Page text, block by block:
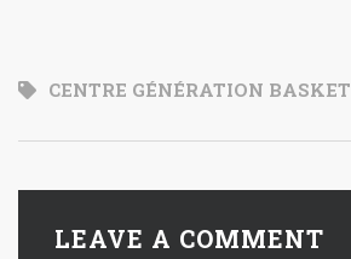
CENTRE GÉNÉRATION BASKET
LEAVE A COMMENT